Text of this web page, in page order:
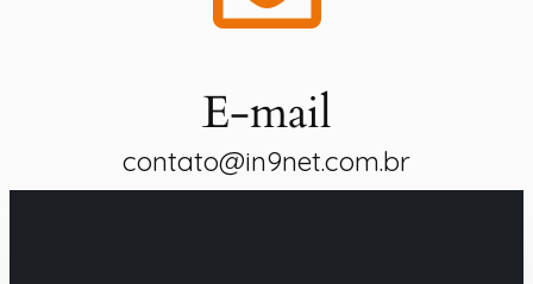
E-mail
contato@in9net.com.br